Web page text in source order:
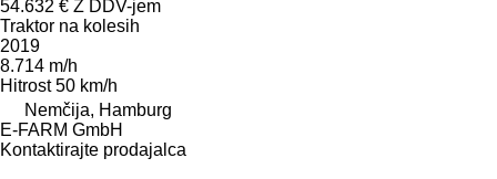
54.632 € Z DDV-jem
Traktor na kolesih
2019
8.714 m/h
Hitrost 50 km/h
Nemčija, Hamburg
E-FARM GmbH
Kontaktirajte prodajalca